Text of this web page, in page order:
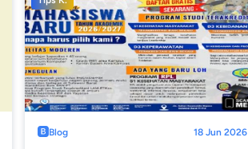
Blog 18 Jun 2026